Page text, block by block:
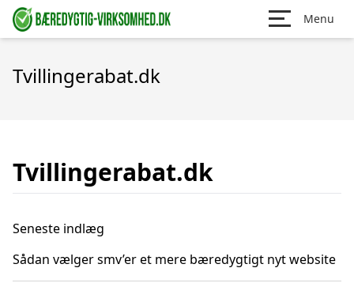
Menu
Tvillingerabat.dk
Tvillingerabat.dk
Seneste indlæg
Sådan vælger smv’er et mere bæredygtigt nyt website